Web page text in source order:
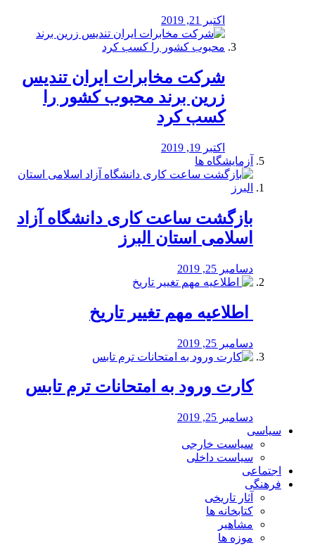
اکتبر 21, 2019
شرکت مخابرات ایران تندیس
زرین برند محبوب کشور را
کسب کرد
اکتبر 19, 2019
آزمایشگاه ها
بازگشت ساعت کاری دانشگاه آزاد
اسلامی استان البرز
دسامبر 25, 2019
️ اطلاعیه مهم تغییر تاریخ
دسامبر 25, 2019
کارت ورود به امتحانات ترم تابس
دسامبر 25, 2019
سیاسی
سیاست خارجی
سیاست داخلی
اجتماعی
فرهنگی
آثار تاریخی
کتابخانه ها
مشاهیر
موزه ها